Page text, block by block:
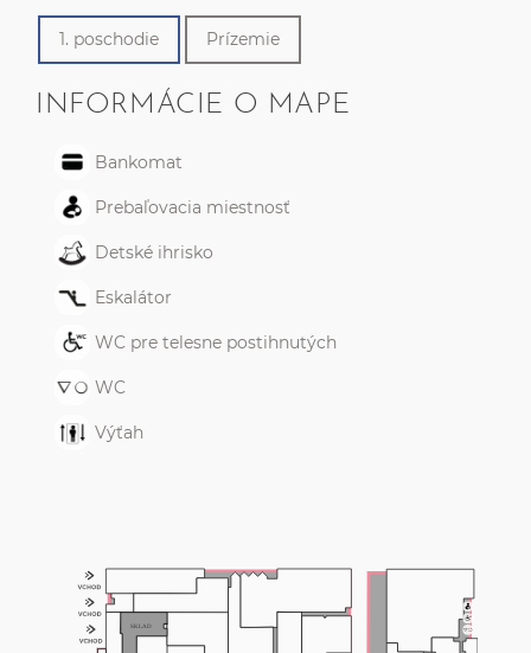
1. poschodie Prízemie
INFORMÁCIE O MAPE
Bankomat
Prebaľovacia miestnosť
Detské ihrisko
Eskalátor
WC pre telesne postihnutých
WC
Výťah
SKLAD